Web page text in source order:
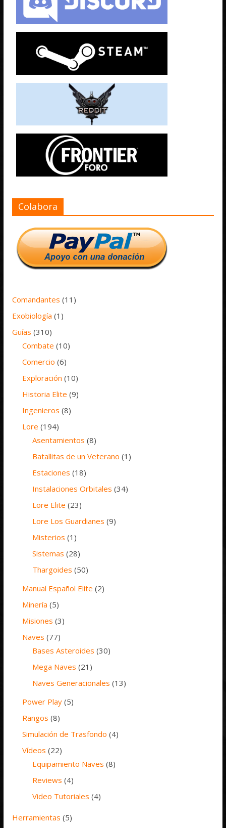
Colabora
Comandantes (11)
Exobiología (1)
Guías (310)
Combate (10)
Comercio (6)
Exploración (10)
Historia Elite (9)
Ingenieros (8)
Lore (194)
Asentamientos (8)
Batallitas de un Veterano (1)
Estaciones (18)
Instalaciones Orbitales (34)
Lore Elite (23)
Lore Los Guardianes (9)
Misterios (1)
Sistemas (28)
Thargoides (50)
Manual Español Elite (2)
Minería (5)
Misiones (3)
Naves (77)
Bases Asteroides (30)
Mega Naves (21)
Naves Generacionales (13)
Power Play (5)
Rangos (8)
Simulación de Trasfondo (4)
Vídeos (22)
Equipamiento Naves (8)
Reviews (4)
Video Tutoriales (4)
Herramientas (5)